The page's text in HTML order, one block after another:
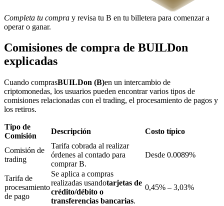
Inversiones exclusivas para titulares de BTR
Préstamos
Servicio de préstamos respaldado por criptomonedas
Completa tu compra y revisa tu B en tu billetera para comenzar a
operar o ganar.
Comisiones de compra de BUILDon
explicadas
Cuando comprasBUILDon (B)en un intercambio de
criptomonedas, los usuarios pueden encontrar varios tipos de
comisiones relacionadas con el trading, el procesamiento de pagos y
los retiros.
Tipo de
Comisión
Descripción Costo típico
Comisión de
trading
Tarifa cobrada al realizar
órdenes al contado para
comprar B.
Desde 0.0089%
Tarifa de
procesamiento
de pago
Se aplica a compras
realizadas usandotarjetas de
crédito/débito o
transferencias bancarias.
0,45% – 3,03%